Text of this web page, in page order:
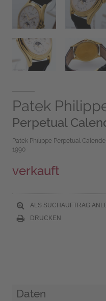
Patek
Perpetual
Patek Philippe Perpetual
1990
verkauft
ALS SUCHAUFTRAG
DRUCKEN
Daten